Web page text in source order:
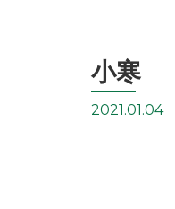
小寒
2021.01.04